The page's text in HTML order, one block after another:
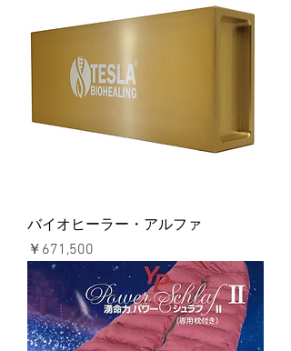
バイオヒーラー・アルファ
価格
￥671,500